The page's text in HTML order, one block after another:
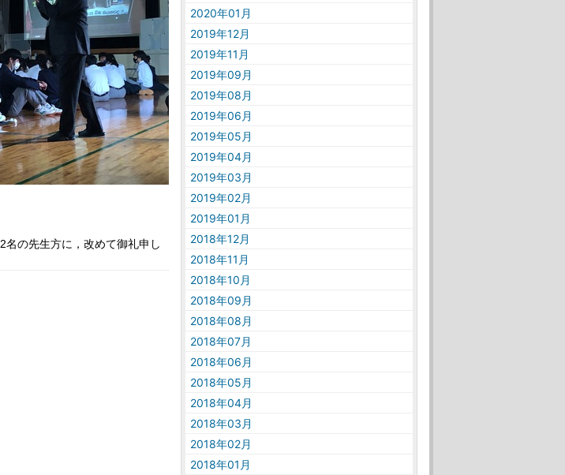
2名の先生方に，改めて御礼申し
2020年01月
2019年12月
2019年11月
2019年09月
2019年08月
2019年06月
2019年05月
2019年04月
2019年03月
2019年02月
2019年01月
2018年12月
2018年11月
2018年10月
2018年09月
2018年08月
2018年07月
2018年06月
2018年05月
2018年04月
2018年03月
2018年02月
2018年01月